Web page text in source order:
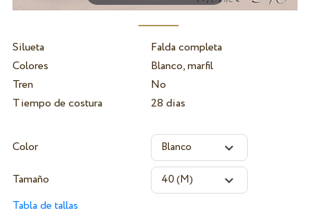
Silueta
Falda completa
Colores
Blanco, marfil
Tren
No
Tiempo de costura
28 dias
Color
Tamaño
Tabla de tallas